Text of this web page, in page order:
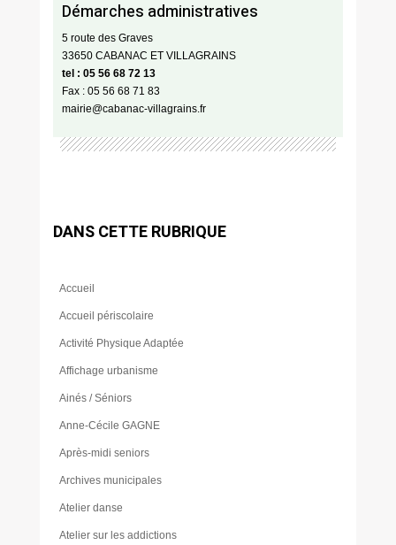
Démarches administratives
5 route des Graves
33650 CABANAC ET VILLAGRAINS
tel : 05 56 68 72 13
Fax : 05 56 68 71 83
mairie@cabanac-villagrains.fr
DANS CETTE RUBRIQUE
Accueil
Accueil périscolaire
Activité Physique Adaptée
Affichage urbanisme
Ainés / Séniors
Anne-Cécile GAGNE
Après-midi seniors
Archives municipales
Atelier danse
Atelier sur les addictions